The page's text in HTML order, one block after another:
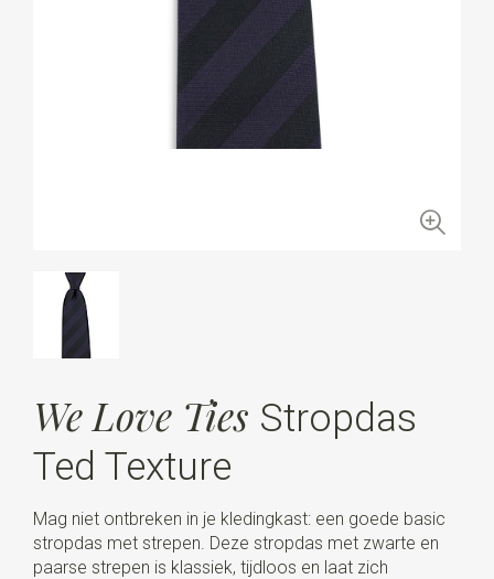
We Love Ties Stropdas
Ted Texture
Mag niet ontbreken in je kledingkast: een goede basic
stropdas met strepen. Deze stropdas met zwarte en
paarse strepen is klassiek, tijdloos en laat zich